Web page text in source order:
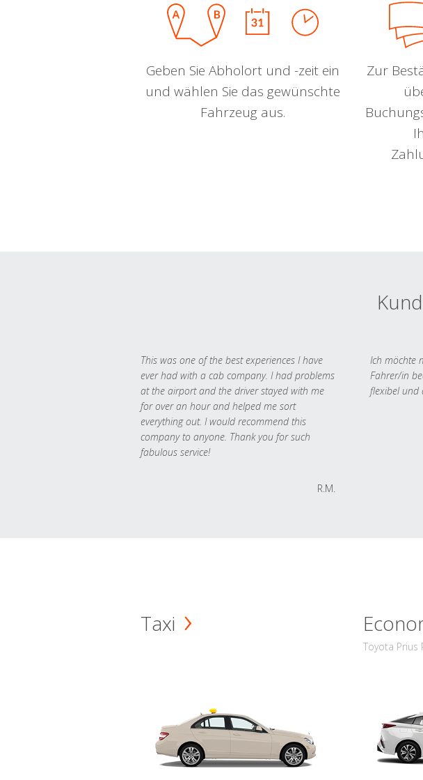
Geben Sie Abholort und -zeit ein
und wählen Sie das gewünschte
Fahrzeug aus.
Zur
This was one of the best experiences I have
ever had with a cab company. I had problems
at the airport and the driver stayed with me
for over an hour and helped me sort
everything out. I would recommend this
company to anyone. Thank you for such
fabulous service!
R.M.
Ich möchte
Fahrer/in
flexibel und
Taxi
Toyota Prius